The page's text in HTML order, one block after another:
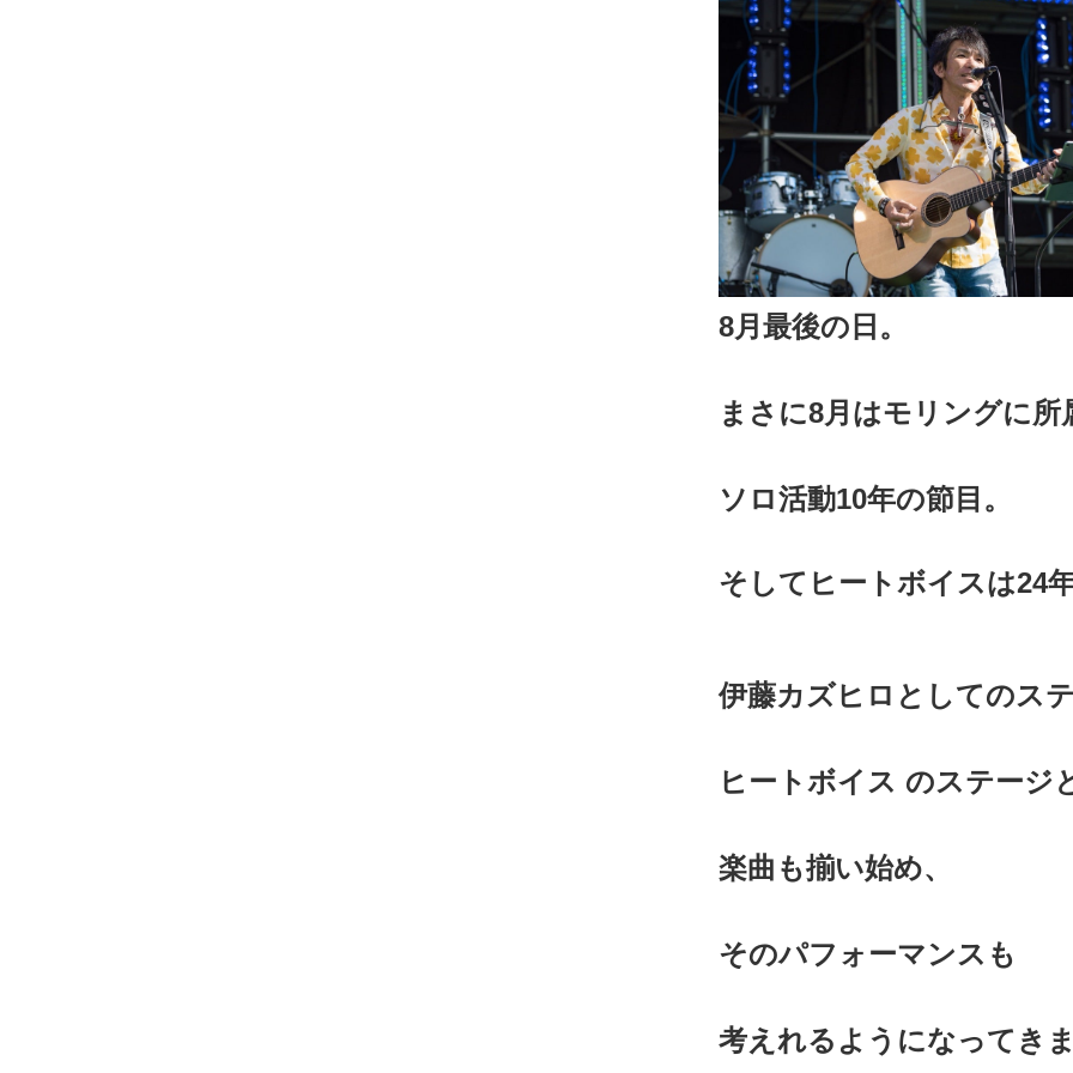
8月最後の日。
まさに8月はモリングに所
ソロ活動10年の節目。
そしてヒートボイスは24
伊藤カズヒロとしてのス
ヒートボイス のステージ
楽曲も揃い始め、
そのパフォーマンスも
考えれるようになってき